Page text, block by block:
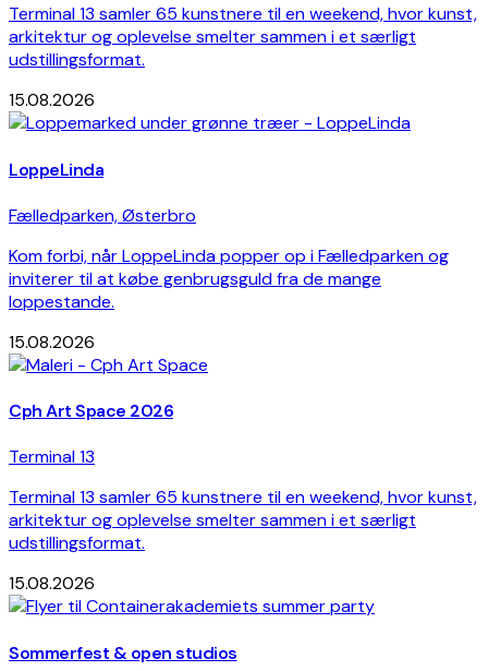
Terminal 13 samler 65 kunstnere til en weekend, hvor kunst,
arkitektur og oplevelse smelter sammen i et særligt
udstillingsformat.
15.08.2026
LoppeLinda
Fælledparken, Østerbro
Kom forbi, når LoppeLinda popper op i Fælledparken og
inviterer til at købe genbrugsguld fra de mange
loppestande.
15.08.2026
Cph Art Space 2026
Terminal 13
Terminal 13 samler 65 kunstnere til en weekend, hvor kunst,
arkitektur og oplevelse smelter sammen i et særligt
udstillingsformat.
15.08.2026
Sommerfest & open studios